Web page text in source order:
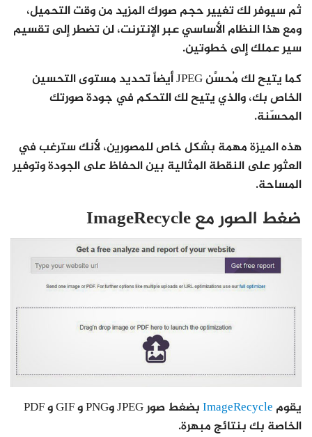
ثم سيوفر لك تغيير حجم صورك المزيد من وقت التحميل،
ومع هذا النظام الأساسي عبر الإنترنت، لن تضطر إلى تقسيم
سير عملك إلى خطوتين.
كما يتيح لك مُحسِّن JPEG أيضاً تحديد مستوى التحسين
الخاص بك، والذي يتيح لك التحكم في جودة صورتك
المحسّنة.
هذه الميزة مهمة بشكل خاص للمصورين، لأنك سترغب في
العثور على النقطة المثالية بين الحفاظ على الجودة وتوفير
المساحة.
ضغط الصور مع ImageRecycle
يقوم ImageRecycle
بضغط صور JPEG وPNG و GIF و PDF
الخاصة بك بنتائج مبهرة.